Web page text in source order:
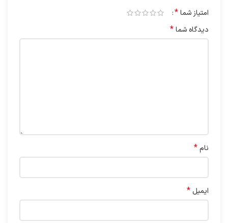
امتیاز شما*
دیدگاه شما*
نام*
ایمیل *